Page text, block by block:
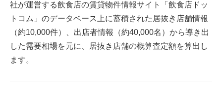
社が運営する飲食店の賃貸物件情報サイト「飲食店ドッ
トコム」のデータベース上に蓄積された居抜き店舗情報
（約10,000件）、出店者情報（約40,000名）から導き出
した需要相場を元に、居抜き店舗の概算査定額を算出し
ます。